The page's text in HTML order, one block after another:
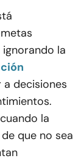
la
decisiones
la
que no sea